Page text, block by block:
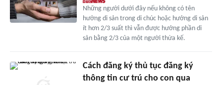
Những người dưới đây nếu không có tên
hưởng di sản trong di chúc hoặc hưởng di sản
ít hơn 2/3 suất thì vẫn được hưởng phần di
sản bằng 2/3 của một người thừa kế.
Cách đăng ký thủ tục đăng ký
thông tin cư trú cho con qua